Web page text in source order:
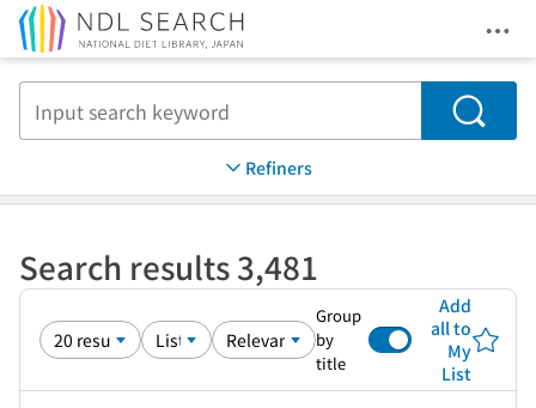
Search
Refiners
Search results 3,481
Group
by
title
Add
all to
My
List